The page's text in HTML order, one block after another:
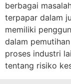
berbagai
terpapar dalam
memiliki
dalam
proses industri
tentang risiko